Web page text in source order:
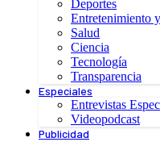
Deportes
Entretenimiento
Salud
Ciencia
Tecnología
Transparencia
Especiales
Entrevistas
Videopodcast
Publicidad